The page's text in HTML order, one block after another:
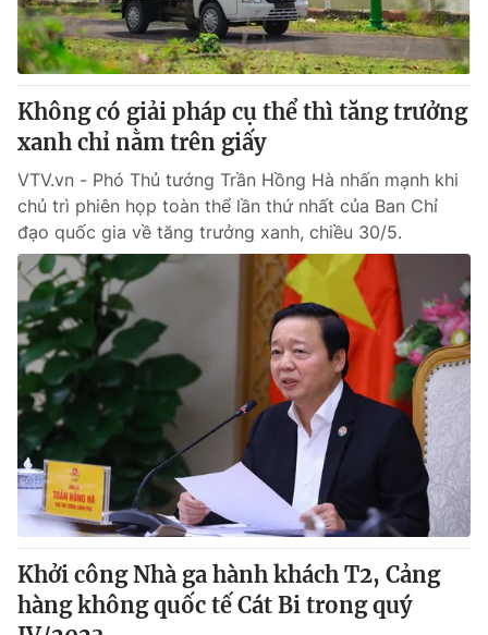
Thị trường 24h Tấm lòng Việt
VTV4 Vươn mình bằng AI
VTV8
Liên hệ tòa soạn English
THỜI BÁO VTV
Theo dõi báo trên
Cơ quan chủ quản:Đài Truyền hình Việt Nam
Cơ quan báo chí:
Thời báo VTV
Giấy phép hoạt động báo in và báo điện tử số 483/GP-BTTTT
cấp ngày 29/12/2023
Tổng Biên tập:Vũ Thanh Thủy
Phó Tổng Biên tập:Nguyễn Thị Mỹ Hạnh, Phạm Quốc Thắng,
Không có giải pháp cụ thể thì tăng trưởng
xanh chỉ nằm trên giấy
VTV.vn - Phó Thủ tướng Trần Hồng Hà nhấn mạnh khi
chủ trì phiên họp toàn thể lần thứ nhất của Ban Chỉ
đạo quốc gia về tăng trưởng xanh, chiều 30/5.
Khởi công Nhà ga hành khách T2, Cảng
hàng không quốc tế Cát Bi trong quý